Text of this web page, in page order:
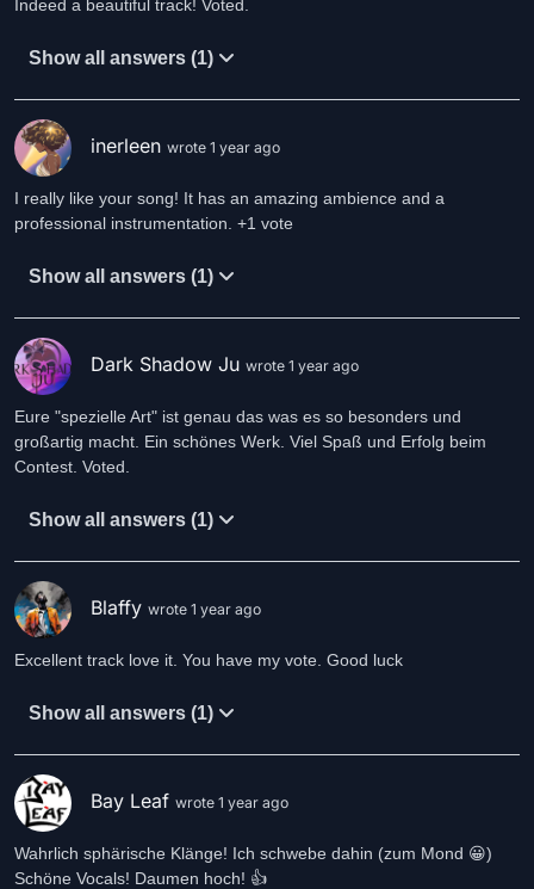
Indeed a beautiful track! Voted.
Show all answers (1)
inerleen wrote 1 year ago
I really like your song! It has an amazing ambience and a
professional instrumentation. +1 vote
Show all answers (1)
Dark Shadow Ju wrote 1 year ago
Eure "spezielle Art" ist genau das was es so besonders und
großartig macht. Ein schönes Werk. Viel Spaß und Erfolg beim
Contest. Voted.
Show all answers (1)
Blaffy wrote 1 year ago
Excellent track love it. You have my vote. Good luck
Show all answers (1)
Bay Leaf wrote 1 year ago
Wahrlich sphärische Klänge! Ich schwebe dahin (zum Mond 😀)
Schöne Vocals! Daumen hoch! 👍